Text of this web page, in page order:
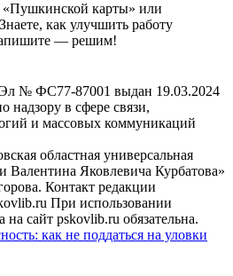
карты» или
как улучшить работу
— решим!
№ ФС77-87001 выдан 19.03.2024
надзору в сфере связи,
и массовых коммуникаций
областная универсальная
Валентина Яковлевича Курбатова»
Контакт редакции
При использовании
сайт pskovlib.ru обязательна.
как не поддаться на уловки